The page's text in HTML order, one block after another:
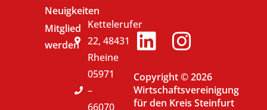
Neuigkeiten
Mitglied
werden
Kettelerufer
22, 48431
Rheine
05971
–
66070
Copyright © 2026
Wirtschaftsvereinigung
für den Kreis Steinfurt